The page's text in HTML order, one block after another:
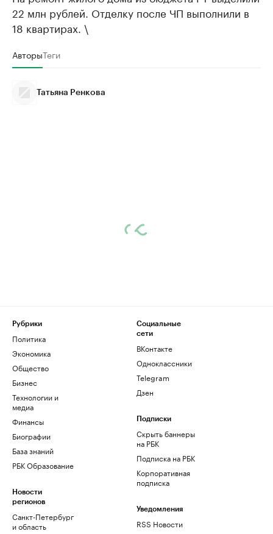
22 млн рублей. Отделку после ЧП выполнили в
18 квартирах. \
АвторыТеги
Татьяна Ренкова
Рубрики
Политика
Экономика
Общество
Бизнес
Технологии и
медиа
Финансы
Биографии
База знаний
РБК Образование
Новости
регионов
Санкт-Петербург
и область
Социальные
сети
ВКонтакте
Одноклассники
Telegram
Дзен
Подписки
Скрыть баннеры
на РБК
Подписка на РБК
Корпоративная
подписка
Уведомления
RSS Новости